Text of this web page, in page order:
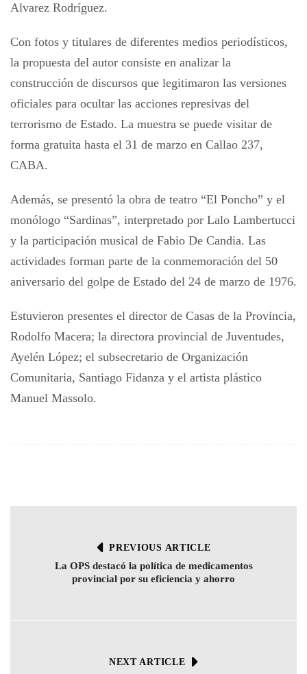
Alvarez Rodríguez.
Con fotos y titulares de diferentes medios periodísticos,
la propuesta del autor consiste en analizar la
construcción de discursos que legitimaron las versiones
oficiales para ocultar las acciones represivas del
terrorismo de Estado. La muestra se puede visitar de
forma gratuita hasta el 31 de marzo en Callao 237,
CABA.
Además, se presentó la obra de teatro “El Poncho” y el
monólogo “Sardinas”, interpretado por Lalo Lambertucci
y la participación musical de Fabio De Candia. Las
actividades forman parte de la conmemoración del 50
aniversario del golpe de Estado del 24 de marzo de 1976.
Estuvieron presentes el director de Casas de la Provincia,
Rodolfo Macera; la directora provincial de Juventudes,
Ayelén López; el subsecretario de Organización
Comunitaria, Santiago Fidanza y el artista plástico
Manuel Massolo.
PREVIOUS ARTICLE
La OPS destacó la política de medicamentos
provincial por su eficiencia y ahorro
NEXT ARTICLE